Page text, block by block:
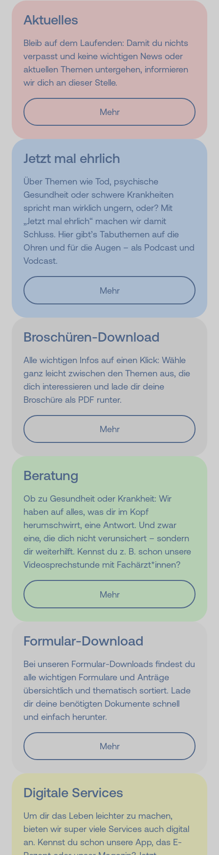
Aktuelles
Bleib auf dem Laufenden: Damit du nichts
verpasst und keine wichtigen News oder
aktuellen Themen untergehen, informieren
wir dich an dieser Stelle.
Mehr
Jetzt mal ehrlich
Über Themen wie Tod, psychische
Gesundheit oder schwere Krankheiten
spricht man wirklich ungern, oder? Mit
„Jetzt mal ehrlich“ machen wir damit
Schluss. Hier gibt’s Tabuthemen auf die
Ohren und für die Augen – als Podcast und
Vodcast.
Mehr
Broschüren-Download
Alle wichtigen Infos auf einen Klick: Wähle
ganz leicht zwischen den Themen aus, die
dich interessieren und lade dir deine
Broschüre als PDF runter.
Mehr
Beratung
Ob zu Gesundheit oder Krankheit: Wir
haben auf alles, was dir im Kopf
herumschwirrt, eine Antwort. Und zwar
eine, die dich nicht verunsichert – sondern
dir weiterhilft. Kennst du z. B. schon unsere
Videosprechstunde mit Fachärzt*innen?
Mehr
Formular-Download
Bei unseren Formular-Downloads findest du
alle wichtigen Formulare und Anträge
übersichtlich und thematisch sortiert. Lade
dir deine benötigten Dokumente schnell
und einfach herunter.
Mehr
Digitale Services
Um dir das Leben leichter zu machen,
bieten wir super viele Services auch digital
an. Kennst du schon unsere App, das E-